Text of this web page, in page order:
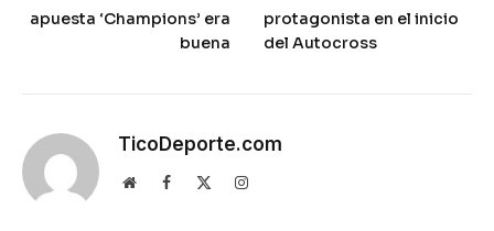
apuesta ‘Champions’ era
buena
protagonista en el inicio
del Autocross
TicoDeporte.com
WebsiteFacebook Instagram